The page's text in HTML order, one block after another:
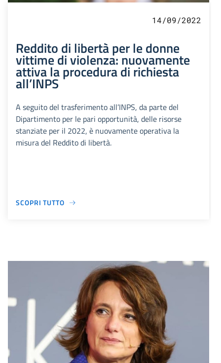
14/09/2022
Reddito di libertà per le donne
vittime di violenza: nuovamente
attiva la procedura di richiesta
all’INPS
A seguito del trasferimento all’INPS, da parte del
Dipartimento per le pari opportunità, delle risorse
stanziate per il 2022, è nuovamente operativa la
misura del Reddito di libertà.
SCOPRI TUTTO